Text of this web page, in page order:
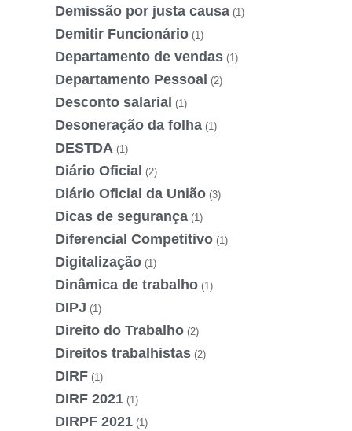
Demissão por justa causa (1)
Demitir Funcionário (1)
Departamento de vendas (1)
Departamento Pessoal (2)
Desconto salarial (1)
Desoneração da folha (1)
DESTDA (1)
Diário Oficial (2)
Diário Oficial da União (3)
Dicas de segurança (1)
Diferencial Competitivo (1)
Digitalização (1)
Dinâmica de trabalho (1)
DIPJ (1)
Direito do Trabalho (2)
Direitos trabalhistas (2)
DIRF (1)
DIRF 2021 (1)
DIRPF 2021 (1)